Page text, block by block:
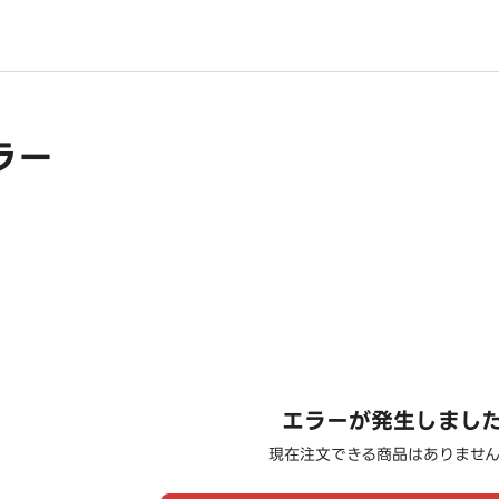
ー
エラーが発生しまし
現在注文できる商品はありませ